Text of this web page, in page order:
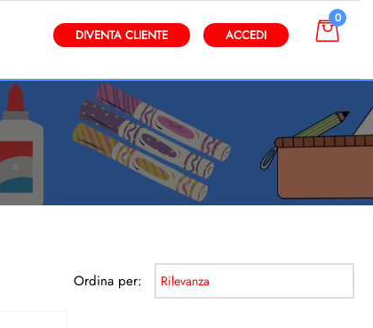
altri filtri disponibili.
DIVENTA CLIENTE ACCEDI
0
Ordina per: